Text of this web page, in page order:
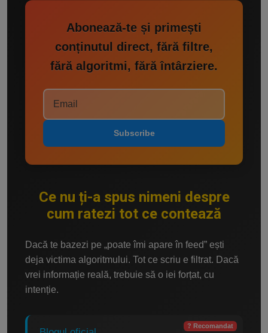
Abonează-te și primești
conținutul direct, fără filtre,
fără algoritmi, fără întârziere.
Subscribe
Ce nu ți-a spus nimeni despre
cum ratezi tot ce contează
Dacă te bazezi pe „poate îmi apare în feed” ești
deja victima algoritmului. Tot ce scriu e filtrat. Dacă
vrei informație reală, trebuie să o iei forțat, cu
intenție.
? Recomandat